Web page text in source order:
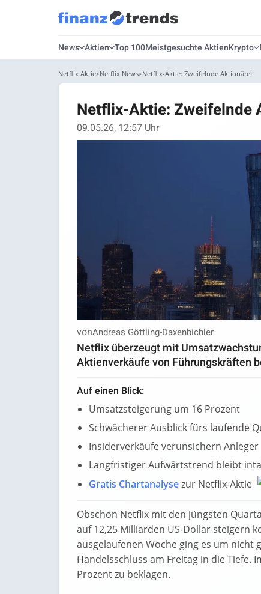
News Aktien Top 100Meistgesuchte AktienKrypto
Netflix Aktie Netflix News Netflix-Aktie: Zweifelnde Aktionäre!
Netflix-Aktie: Zweifelnde
09.05.26, 12:57 Uhr
vonAndreas Göttling-Daxenbichler
Netflix überzeugt mit
Aktienverkäufe von Führungskräften
Auf einen Blick:
Umsatzsteigerung um 16 Prozent
Schwächerer Ausblick fürs laufende
Insiderverkäufe verunsichern Anleger
Langfristiger Aufwärtstrend bleibt
Gratis Chartanalysezur Netflix-Aktie
Obschon Netflix mit den jüngsten
auf 12,25 Milliarden US-Dollar steigern
ausgelaufenen Woche ging es um nicht
Handelsschluss am Freitag in die Tiefe.
Prozent zu beklagen.